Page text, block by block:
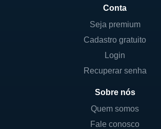
Conta
Seja premium
Cadastro gratuito
Login
Recuperar senha
Sobre nós
Quem somos
Fale conosco